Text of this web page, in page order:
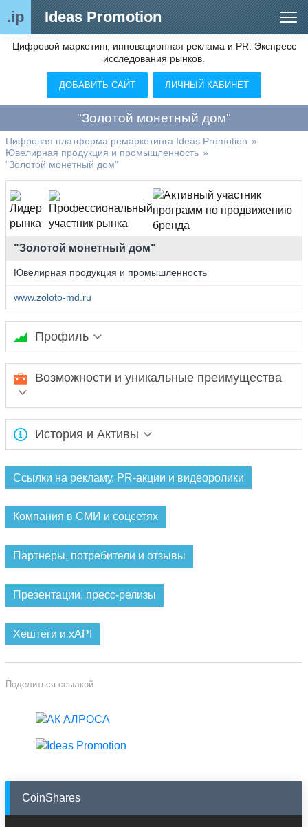
.ip Ideas Promotion
Сегменты рынка
Цифровой ремаркетинг (анализ рынка)
Видео
О нас
Контакты
Цифровой маркетинг, инновационная реклама и PR. Экспресс
исследования рынков.
ДОБАВИТЬ САЙТ ЛИЧНЫЙ КАБИНЕТ
"Золотой монетный дом"
Цифровая платформа ремаркетинга Ideas Promotion »
Ювелирная продукция и промышленность »
"Золотой монетный дом"
"Золотой монетный дом"
Ювелирная продукция и промышленность
www.zoloto-md.ru
Профиль
Ожидается заполнение информации...
Возможности и уникальные преимущества
Ожидается заполнение информации...
История и Активы
Ссылки на рекламу, PR-акции и видеоролики
Компания в СМИ и соцсетях
Партнеры, потребители и отзывы
Презентации, пресс-релизы
Хештеги и xAPI
Поделиться ссылкой
CoinShares